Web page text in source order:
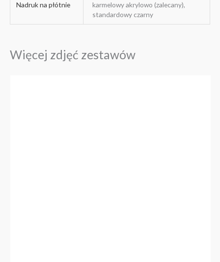
Nadruk na płótnie
karmelowy akrylowo (zalecany),
standardowy czarny
Więcej zdjęć zestawów